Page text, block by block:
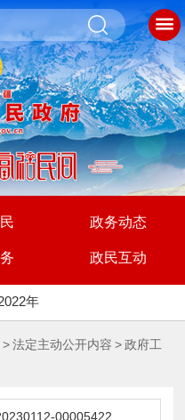
政务动态
政民互动
年
> 法定主动公开内容 > 政府工
00005422